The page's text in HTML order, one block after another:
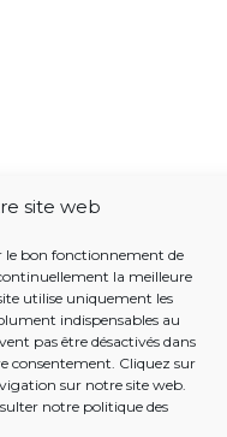
site web
le bon fonctionnement de
la meilleure
utilise uniquement les
indispensables au
pas être désactivés dans
consentement. Cliquez sur
sur notre site web.
notre politique des